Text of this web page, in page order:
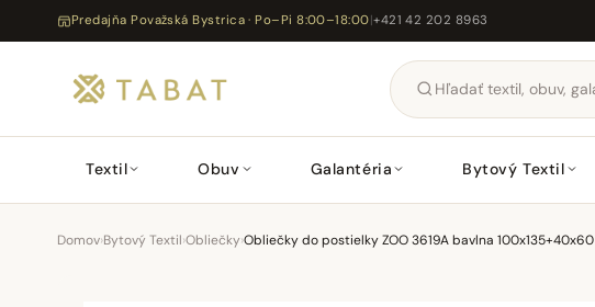
Predajňa Považská Bystrica · Po–Pi 8:00–18:00|+421 42 202 8963
Textil Obuv Galantéria Bytový Textil
Domov›Bytový Textil›Obliečky›Obliečky do postielky ZOO 3619A bavlna 100x135+40x60